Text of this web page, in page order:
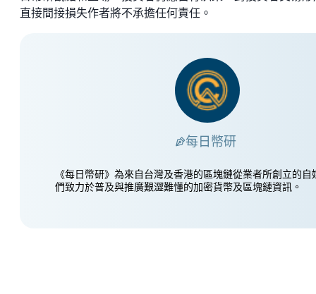
直接間接損失作者將不承擔任何責任。
每日幣研
《每日幣研》為來自台灣及香港的區塊鏈從業者所創立的自
們致力於普及與推廣艱澀難懂的加密貨幣及區塊鏈資訊。